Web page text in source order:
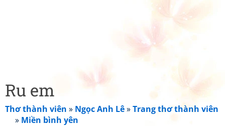
Ru em
Thơ thành viên » Ngọc Anh Lê»Trang thơ thành viên
» Miền bình yên